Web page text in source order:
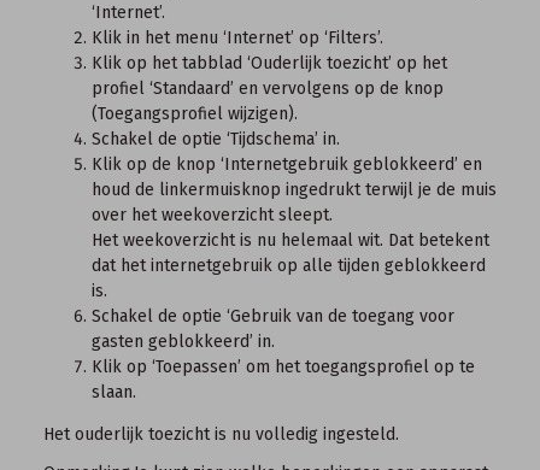
‘Internet’.
Klik in het menu ‘Internet’ op ‘Filters’.
Klik op het tabblad ‘Ouderlijk toezicht’ op het
profiel ‘Standaard’ en vervolgens op de knop
(Toegangsprofiel wijzigen).
Schakel de optie ‘Tijdschema’ in.
Klik op de knop ‘Internetgebruik geblokkeerd’ en
houd de linkermuisknop ingedrukt terwijl je de muis
over het weekoverzicht sleept.
Het weekoverzicht is nu helemaal wit. Dat betekent
dat het internetgebruik op alle tijden geblokkeerd
is.
Schakel de optie ‘Gebruik van de toegang voor
gasten geblokkeerd’ in.
Klik op ‘Toepassen’ om het toegangsprofiel op te
slaan.
Het ouderlijk toezicht is nu volledig ingesteld.